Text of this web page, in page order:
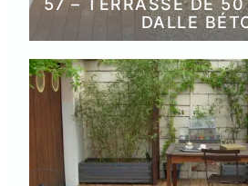
57 – TERRASSE DE
DALLE